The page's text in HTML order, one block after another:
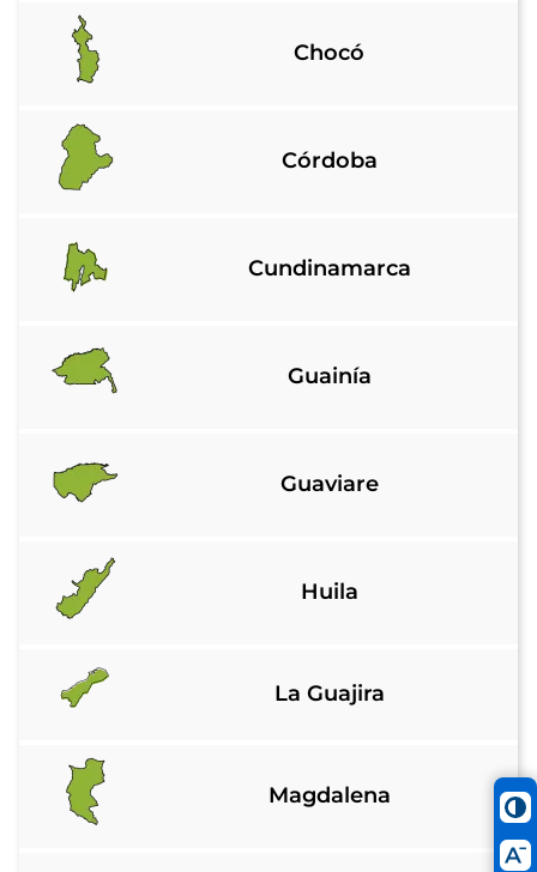
Chocó
Córdoba
Cundinamarca
Guainía
Guaviare
Huila
La Guajira
Magdalena